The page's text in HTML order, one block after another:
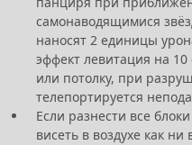
самонаводящимися
наносят 2 единицы
эффект левитация на 10
или потолку, при
телепортируется
Если разнести все
висеть в воздухе как